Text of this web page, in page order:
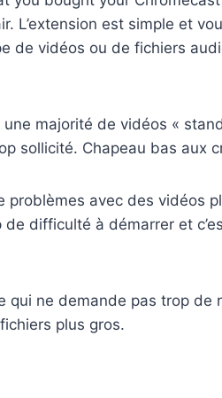
L’extension est simple et
de vidéos ou de fichiers
une majorité de vidéos «
sollicité. Chapeau bas aux
problèmes avec des vidéos
difficulté à démarrer et
qui ne demande pas trop de
plus gros.